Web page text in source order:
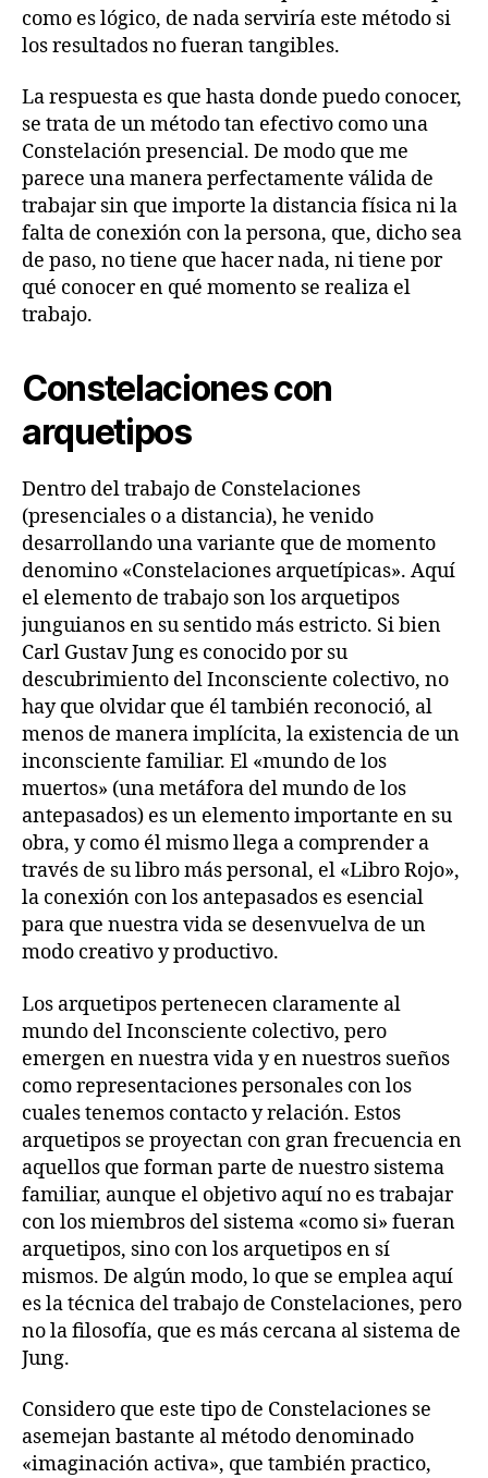
como es lógico, de nada serviría este método si
los resultados no fueran tangibles.
La respuesta es que hasta donde puedo conocer,
se trata de un método tan efectivo como una
Constelación presencial. De modo que me
parece una manera perfectamente válida de
trabajar sin que importe la distancia física ni la
falta de conexión con la persona, que, dicho sea
de paso, no tiene que hacer nada, ni tiene por
qué conocer en qué momento se realiza el
trabajo.
Constelaciones con
arquetipos
Dentro del trabajo de Constelaciones
(presenciales o a distancia), he venido
desarrollando una variante que de momento
denomino «Constelaciones arquetípicas». Aquí
el elemento de trabajo son los arquetipos
junguianos en su sentido más estricto. Si bien
Carl Gustav Jung es conocido por su
descubrimiento del Inconsciente colectivo, no
hay que olvidar que él también reconoció, al
menos de manera implícita, la existencia de un
inconsciente familiar. El «mundo de los
muertos» (una metáfora del mundo de los
antepasados) es un elemento importante en su
obra, y como él mismo llega a comprender a
través de su libro más personal, el «Libro Rojo»,
la conexión con los antepasados es esencial
para que nuestra vida se desenvuelva de un
modo creativo y productivo.
Los arquetipos pertenecen claramente al
mundo del Inconsciente colectivo, pero
emergen en nuestra vida y en nuestros sueños
como representaciones personales con los
cuales tenemos contacto y relación. Estos
arquetipos se proyectan con gran frecuencia en
aquellos que forman parte de nuestro sistema
familiar, aunque el objetivo aquí no es trabajar
con los miembros del sistema «como si» fueran
arquetipos, sino con los arquetipos en sí
mismos. De algún modo, lo que se emplea aquí
es la técnica del trabajo de Constelaciones, pero
no la filosofía, que es más cercana al sistema de
Jung.
Considero que este tipo de Constelaciones se
asemejan bastante al método denominado
«imaginación activa», que también practico,